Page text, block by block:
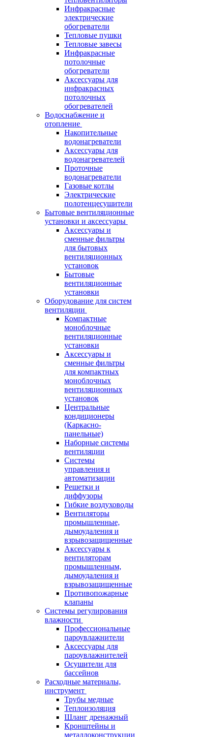
Инфракрасные
электрические
обогреватели
Тепловые пушки
Тепловые завесы
Инфракрасные
потолочные
обогреватели
Аксессуары для
инфракрасных
потолочных
обогревателей
Водоснабжение и
отопление
Накопительные
водонагреватели
Аксессуары для
водонагревателей
Проточные
водонагреватели
Газовые котлы
Электрические
полотенцесушители
Бытовые вентиляционные
установки и аксессуары
Аксессуары и
сменные фильтры
для бытовых
вентиляционных
установок
Бытовые
вентиляционные
установки
Оборудование для систем
вентиляции
Компактные
моноблочные
вентиляционные
установки
Аксессуары и
сменные фильтры
для компактных
моноблочных
вентиляционных
установок
Центральные
кондиционеры
(Каркасно-
панельные)
Наборные системы
вентиляции
Системы
управления и
автоматизации
Решетки и
диффузоры
Гибкие воздуховоды
Вентиляторы
промышленные,
дымоудаления и
взрывозащищенные
Аксессуары к
вентиляторам
промышленным,
дымоудаления и
взрывозащищенные
Противопожарные
клапаны
Системы регулирования
влажности
Профессиональные
пароувлажнители
Аксессуары для
пароувлажнителей
Осушители для
бассейнов
Расходные материалы,
инструмент
Трубы медные
Теплоизоляция
Шланг дренажный
Кронштейны и
металлоконструкции